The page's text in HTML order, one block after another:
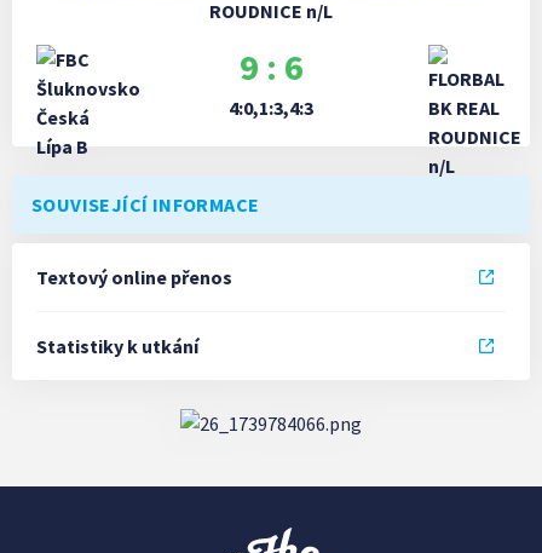
ROUDNICE n/L
9 : 6
4:0,1:3,4:3
SOUVISEJÍCÍ INFORMACE
Textový online přenos
Statistiky k utkání